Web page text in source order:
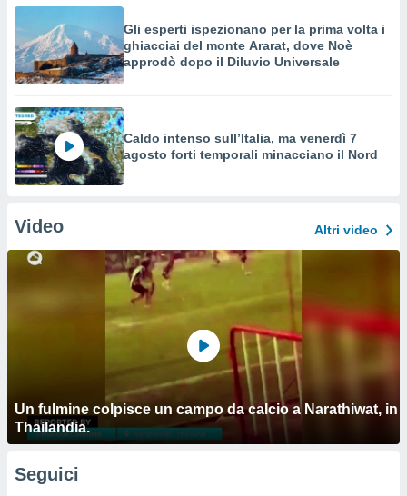
Gli esperti ispezionano per la prima volta i
ghiacciai del monte Ararat, dove Noè
approdò dopo il Diluvio Universale
Caldo intenso sull’Italia, ma venerdì 7
agosto forti temporali minacciano il Nord
Video Altri video
Un fulmine colpisce un campo da calcio a Narathiwat, in
Thailandia.
Seguici